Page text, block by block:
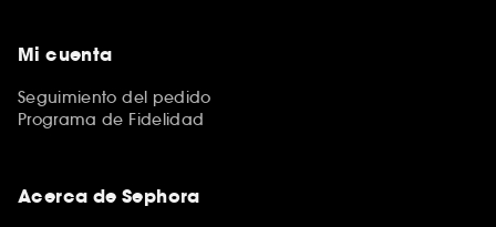
Mi cuenta
Seguimiento del pedido
Programa de Fidelidad
Acerca de Sephora